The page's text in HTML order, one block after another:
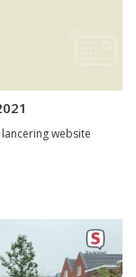
website